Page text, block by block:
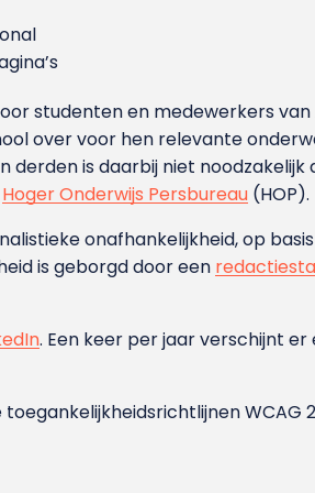
studenten en medewerkers van
over voor hen relevante
is daarbij niet noodzakelijk
Hoger Onderwijs Persbureau (HOP).
onafhankelijkheid, op
is geborgd door een
. Een keer per jaar verschijnt er
WCAG